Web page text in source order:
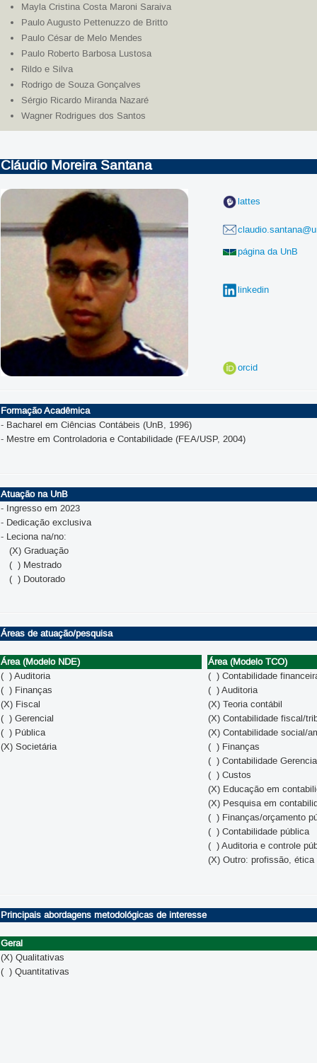
Mayla Cristina Costa Maroni Saraiva
Paulo Augusto Pettenuzzo de Britto
Paulo César de Melo Mendes
Paulo Roberto Barbosa Lustosa
Rildo e Silva
Rodrigo de Souza Gonçalves
Sérgio Ricardo Miranda Nazaré
Wagner Rodrigues dos Santos
Cláudio Moreira Santana
lattes
página da UnB
linkedin
orcid
Formação Acadêmica
- Bacharel em Ciências Contábeis (UnB, 1996)
- Mestre em Controladoria e Contabilidade (FEA/USP, 2004)
Atuação na UnB
- Ingresso em 2023
- Dedicação exclusiva
- Leciona na/no:
(X) Graduação
( ) Mestrado
( ) Doutorado
Áreas de atuação/pesquisa
Área (Modelo NDE)
Área (Modelo TCO)
( ) Auditoria
( ) Contabilidade
( ) Finanças
( ) Auditoria
(X) Fiscal
(X) Teoria contábil
( ) Gerencial
(X) Contabilidade fiscal/
( ) Pública
(X) Contabilidade social/
(X) Societária
( ) Finanças
( ) Contabilidade
( ) Custos
(X) Educação em
(X) Pesquisa em
( ) Finanças/orçamento
( ) Contabilidade pública
( ) Auditoria e controle
(X) Outro: profissão,
Principais abordagens metodológicas de interesse
Geral
(X) Qualitativas
( ) Quantitativas